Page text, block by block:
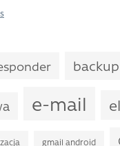
e-mail
gmail android